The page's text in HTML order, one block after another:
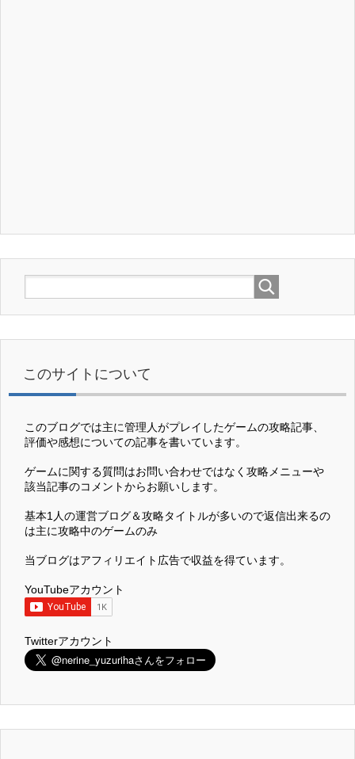
このサイトについて
このブログでは主に管理人がプレイしたゲームの攻略記事、
評価や感想についての記事を書いています。
ゲームに関する質問はお問い合わせではなく攻略メニューや
該当記事のコメントからお願いします。
基本1人の運営ブログ＆攻略タイトルが多いので返信出来るの
は主に攻略中のゲームのみ
当ブログはアフィリエイト広告で収益を得ています。
YouTubeアカウント
Twitterアカウント